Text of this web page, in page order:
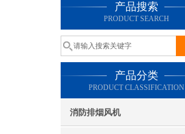
产品搜索
PRODUCT SEARCH
产品分类
PRODUCT CLASSIFICATION
消防排烟风机